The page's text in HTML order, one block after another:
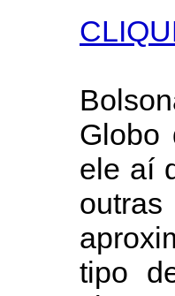
Globo
ele aí
tipo